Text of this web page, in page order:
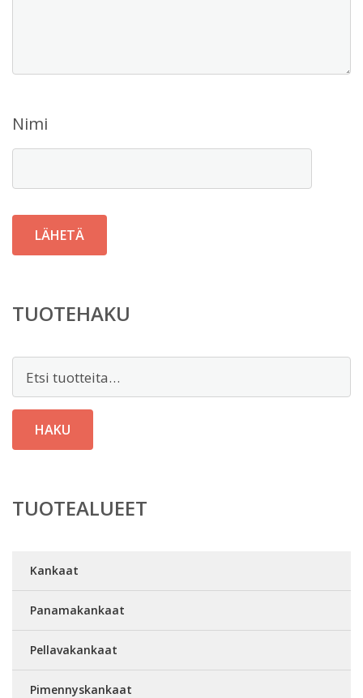
Nimi
TUOTEHAKU
HAKU
TUOTEALUEET
Kankaat
Panamakankaat
Pellavakankaat
Pimennyskankaat